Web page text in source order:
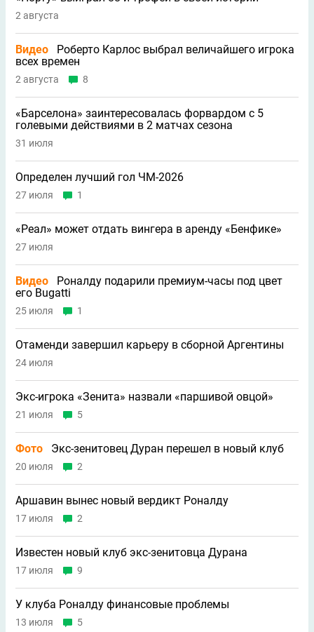
2 августа
Видео
Роберто Карлос выбрал величайшего игрока
всех времен
2 августа 8
«Барселона» заинтересовалась форвардом с 5
голевыми действиями в 2 матчах сезона
31 июля
Определен лучший гол ЧМ-2026
27 июля 1
«Реал» может отдать вингера в аренду «Бенфике»
27 июля
Видео
Роналду подарили премиум-часы под цвет
его Bugatti
25 июля 1
Отаменди завершил карьеру в сборной Аргентины
24 июля
Экс-игрока «Зенита» назвали «паршивой овцой»
21 июля 5
Фото Экс-зенитовец Дуран перешел в новый клуб
20 июля 2
Аршавин вынес новый вердикт Роналду
17 июля 2
Известен новый клуб экс-зенитовца Дурана
17 июля 9
У клуба Роналду финансовые проблемы
13 июля 5